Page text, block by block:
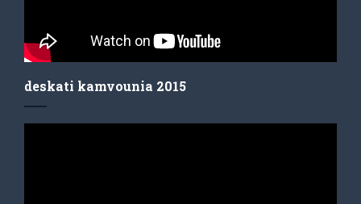
deskati kamvounia 2015